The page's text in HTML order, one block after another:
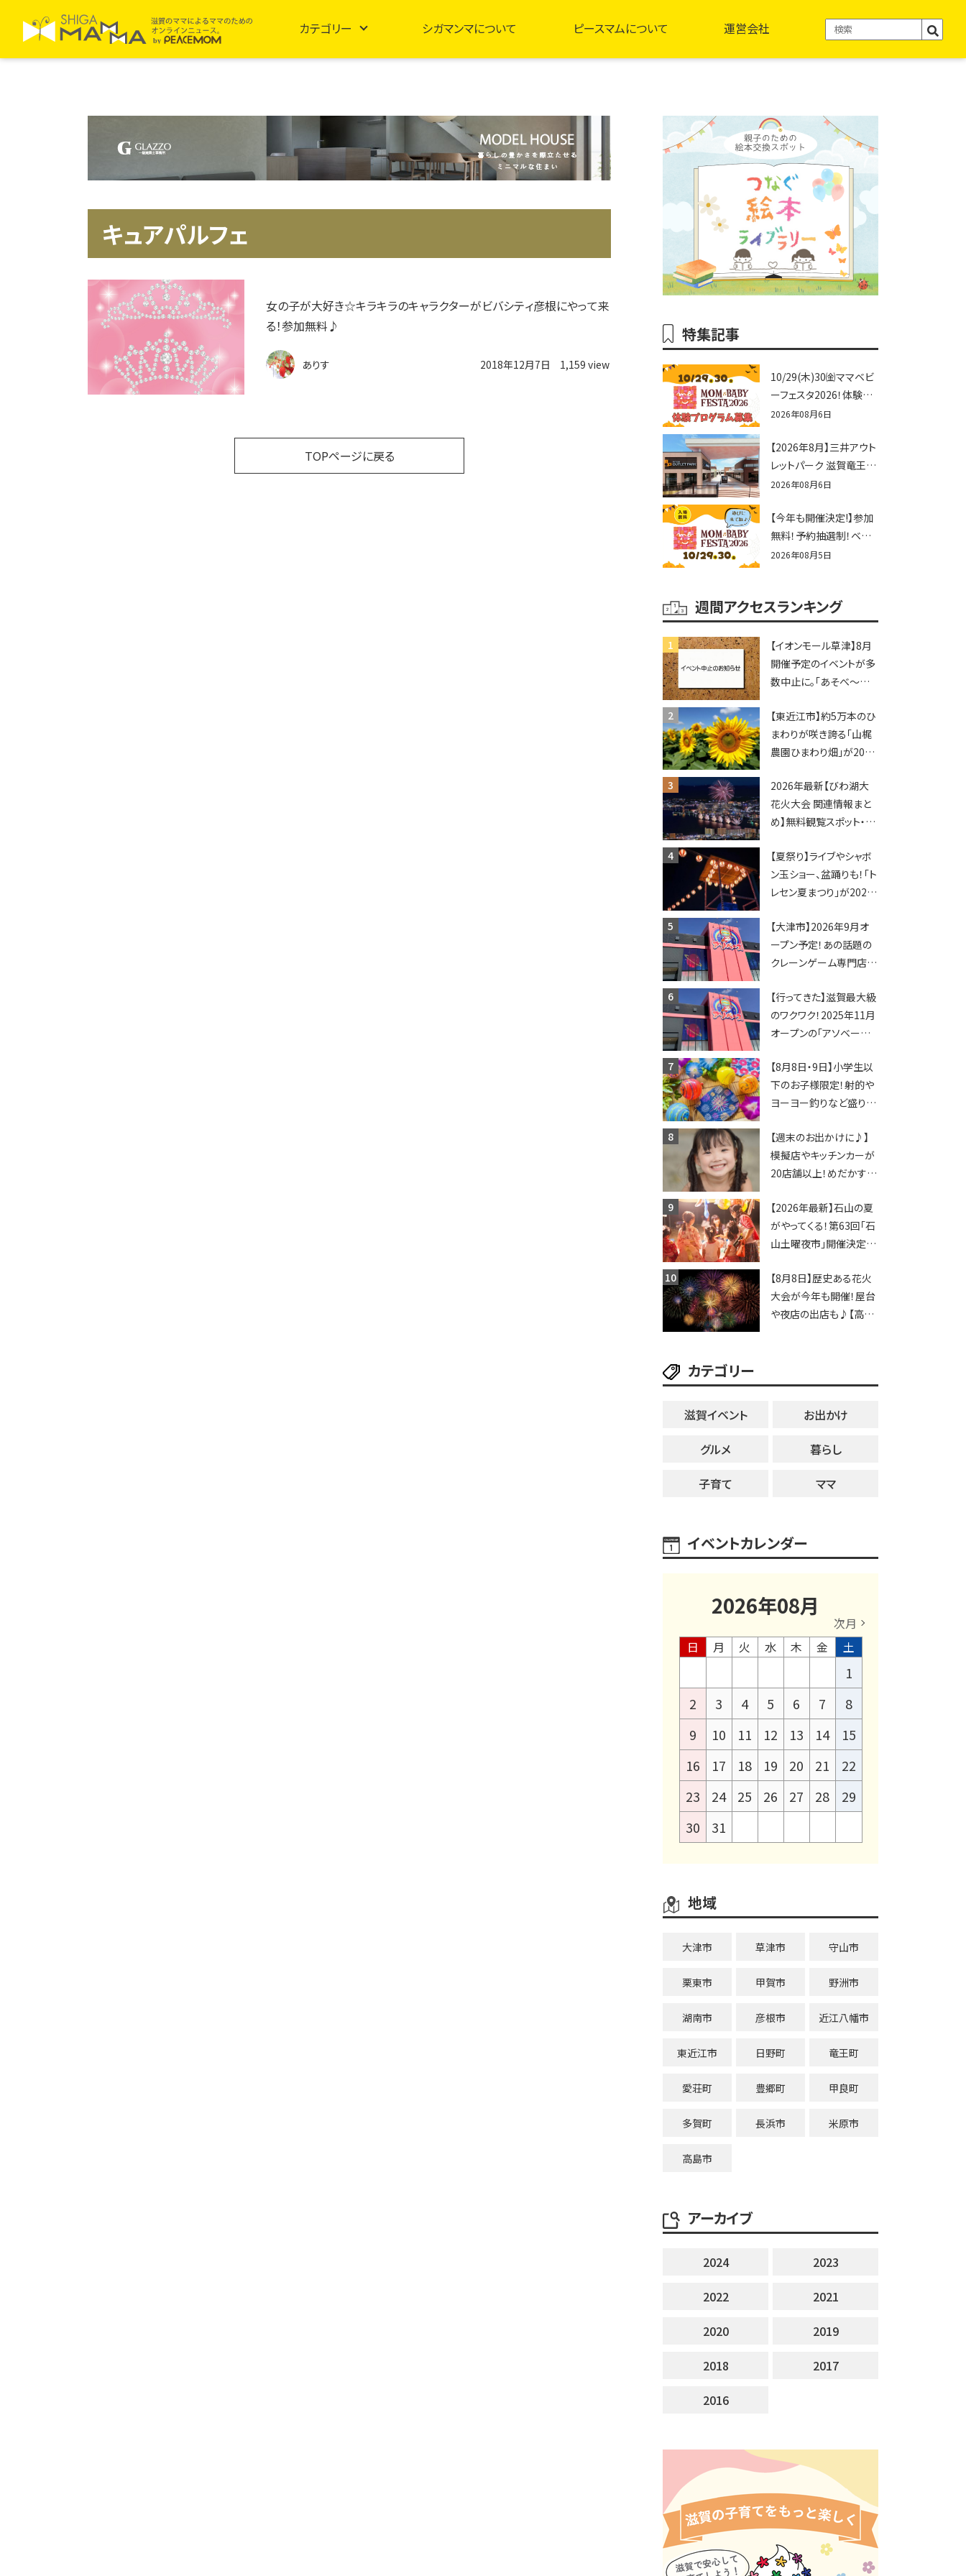
カテゴリー シガマンマについて ピースマムについて 運営会社
キュアパルフェ
女の子が大好き☆キラキラのキャラクターがビバシティ彦根にやって来
る！参加無料♪
ありす 2018年12月7日 1,159 view
TOPページに戻る
特集記事
10/29(木)30㈮ママベビ
ーフェスタ2026！体験プ
ログラム募集♪赤ちゃん
せんか？
2026年08月6日
【2026年8月】三井アウト
レットパーク 滋賀竜王の
夏休みイベントまとめ！
辛グルメ・フォトコンテス
トまで盛りだくさん！
2026年08月6日
【今年も開催決定!】参加
無料！予約抽選制！ベビ
ーファミリー必見☆入場
2026！親子で楽しもう
♪inピエリ守山
2026年08月5日
週間アクセスランキング
【イオンモール草津】8月
開催予定のイベントが多
数中止に。「あそべ〜る
ショーなど
【東近江市】約5万本のひ
まわりが咲き誇る「山梶
農園ひまわり畑」が2026
ポットやキッチンカーも
登場！何度も入園できる
フリーパスも販売★
2026年最新【びわ湖大
花火大会 関連情報まと
め】無料観覧スポット・同
ップ・交通規制に近隣施
設の駐車場情報なども
要チェック★
【夏祭り】ライブやシャボ
ン玉ショー、盆踊りも！「ト
レセン夏まつり」が2026
【大津市】2026年9月オ
ープン予定！あの話題の
クレーンゲーム専門店
ってくる！豊郷店に続く滋
賀2店舗目★
【行ってきた】滋賀最大級
のワクワク！2025年11月
オープンの「アソベース
レーンゲームで青果や日
用品までゲットできる新
スポット！
【8月8日・9日】小学生以
下のお子様限定！射的や
ヨーヨー釣りなど盛りだ
ちびっこ縁日開催♪【モリ
ーブ】
【週末のお出かけに♪】
模擬店やキッチンカーが
20店舗以上！めだかすく
ソングライターによるライ
ブなど。【和邇ふれあい夏
祭り】
【2026年最新】石山の夏
がやってくる！第63回「石
山土曜夜市」開催決定！
ージが勢揃い【7月18日・
25日・8月1日】大津市
【8月8日】歴史ある花火
大会が今年も開催！屋台
や夜店の出店も♪【高宮
カテゴリー
滋賀イベント
お出かけ
グルメ
暮らし
子育て
ママ
イベントカレンダー
2026年08月
次月
日
月 火 水 木 金 土
1
2
3 4 5 6 7
8
9
10 11 12 13 14
15
16
17 18 19 20 21
22
23
24 25 26 27 28
29
30
31
地域
大津市 草津市 守山市
栗東市 甲賀市 野洲市
湖南市 彦根市 近江八幡市
東近江市 日野町 竜王町
愛荘町 豊郷町 甲良町
多賀町 長浜市 米原市
高島市
アーカイブ
2024
2023
2022
2021
2020
2019
2018
2017
2016